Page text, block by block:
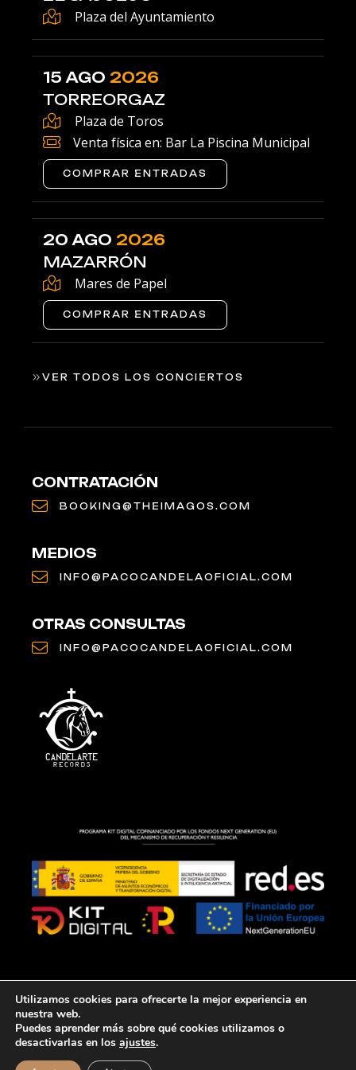
CONTRATACIÓN
BOOKING@THEIMAGOS.COM
MEDIOS
INFO@PACOCANDELAOFICIAL.COM
OTRAS CONSULTAS
INFO@PACOCANDELAOFICIAL.COM
Plaza del Ayuntamiento
15 AGO 2026
TORREORGAZ
Plaza de Toros
Venta física en: Bar La Piscina Municipal
COMPRAR ENTRADAS
20 AGO 2026
MAZARRÓN
Mares de Papel
COMPRAR ENTRADAS
VER TODOS LOS CONCIERTOS
© 2026 PACO CANDELA. TODOS LOS DERECHOS RESERVADOS.
DISEÑADO POR
AVISO LEGAL POLÍTICA DE COOKIES POLÍTICA DE PRIVACIDAD
Utilizamos cookies para ofrecerte la mejor experiencia en
nuestra web.
Puedes aprender más sobre qué cookies utilizamos o
desactivarlas en los ajustes.